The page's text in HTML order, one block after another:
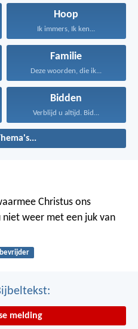
Hoop
Ik immers, Ik ken...
Familie
Deze woorden, die ik...
Bidden
Verblijd u altijd. Bid...
Christus ons
weer met een juk van
bevrijder
melding